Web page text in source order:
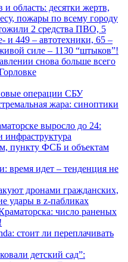
область: десятки жертв,
пожары по всему городу
2 средства ПВО, 5
и 449 – автотехники, 65 –
силе – 1130 “штыков”!
снова больше всего
операции СБУ
жара: синоптики
выросло до 24:
пункту ФСБ и объектам
время идет – тенденция не
дронами гражданских,
удары в z-пабликах
число раненых
стоит ли переплачивать
детский сад”: